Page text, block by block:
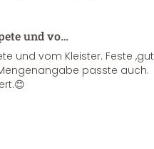
und vo…
und vom Kleister. Feste ,gut
passte auch.